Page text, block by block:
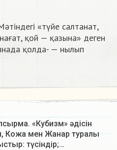
«түйе салтанат,
қой — қазына» деген
қолда- — нылып
«Кубизм» әдісін
Кожа мен Жанар туралы
түсіндір;…